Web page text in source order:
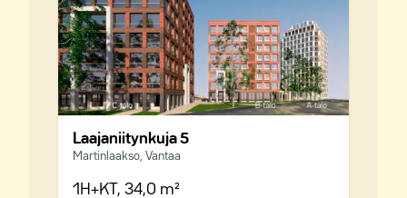
Laajaniitynkuja 5
Martinlaakso, Vantaa
1H+KT, 34,0 m²